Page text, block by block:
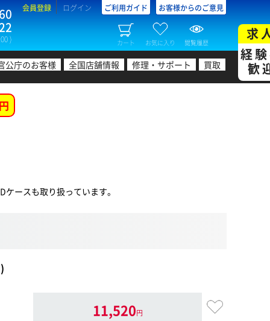
)
会員登録 ログイン ご利用ガイド お客様からのご意見
カート お気に入り 閲覧履歴
公庁のお客様 全国店舗情報 修理・サポート 買取
求
経
歓
ースも取り扱っています。
11,520円